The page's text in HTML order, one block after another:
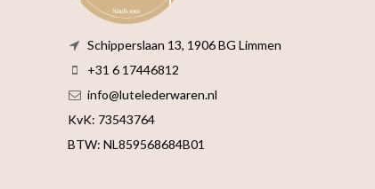
Schipperslaan 13, 1906 BG Limmen
+31 6 17446812
info@lutelederwaren.nl
KvK: 73543764
BTW: NL859568684B01